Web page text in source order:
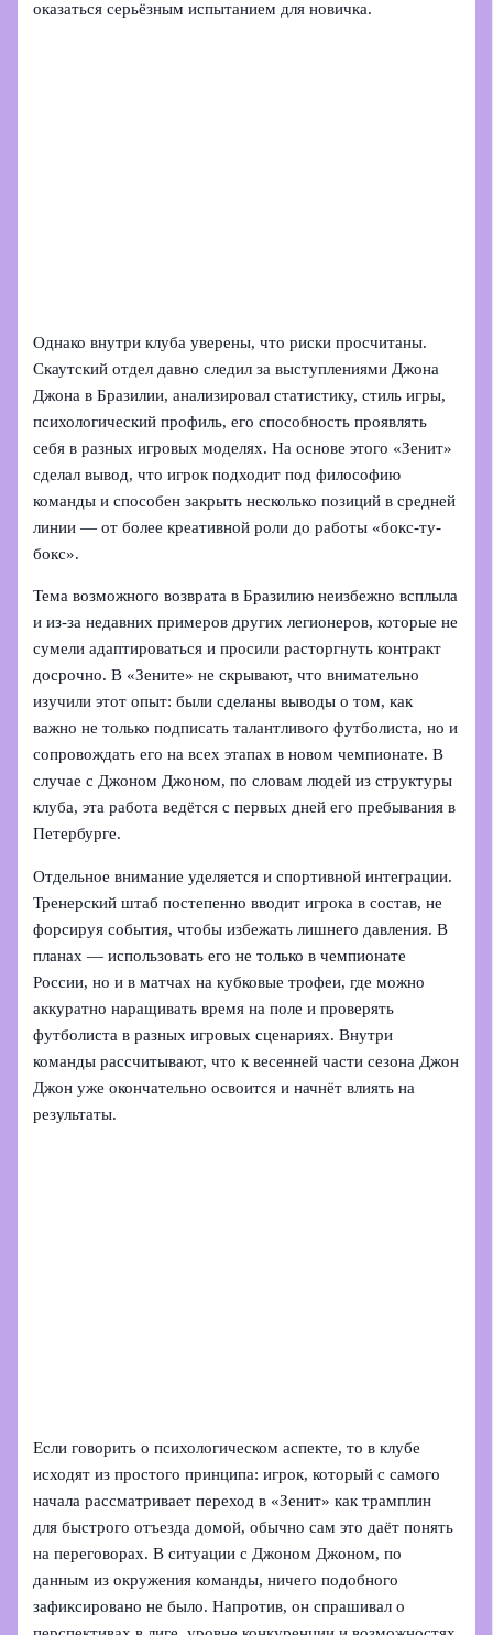
оказаться серьёзным испытанием для новичка.
Однако внутри клуба уверены, что риски просчитаны.
Скаутский отдел давно следил за выступлениями Джона
Джона в Бразилии, анализировал статистику, стиль игры,
психологический профиль, его способность проявлять
себя в разных игровых моделях. На основе этого «Зенит»
сделал вывод, что игрок подходит под философию
команды и способен закрыть несколько позиций в средней
линии — от более креативной роли до работы «бокс-ту-
бокс».
Тема возможного возврата в Бразилию неизбежно всплыла
и из-за недавних примеров других легионеров, которые не
сумели адаптироваться и просили расторгнуть контракт
досрочно. В «Зените» не скрывают, что внимательно
изучили этот опыт: были сделаны выводы о том, как
важно не только подписать талантливого футболиста, но и
сопровождать его на всех этапах в новом чемпионате. В
случае с Джоном Джоном, по словам людей из структуры
клуба, эта работа ведётся с первых дней его пребывания в
Петербурге.
Отдельное внимание уделяется и спортивной интеграции.
Тренерский штаб постепенно вводит игрока в состав, не
форсируя события, чтобы избежать лишнего давления. В
планах — использовать его не только в чемпионате
России, но и в матчах на кубковые трофеи, где можно
аккуратно наращивать время на поле и проверять
футболиста в разных игровых сценариях. Внутри
команды рассчитывают, что к весенней части сезона Джон
Джон уже окончательно освоится и начнёт влиять на
результаты.
Если говорить о психологическом аспекте, то в клубе
исходят из простого принципа: игрок, который с самого
начала рассматривает переход в «Зенит» как трамплин
для быстрого отъезда домой, обычно сам это даёт понять
на переговорах. В ситуации с Джоном Джоном, по
данным из окружения команды, ничего подобного
зафиксировано не было. Напротив, он спрашивал о